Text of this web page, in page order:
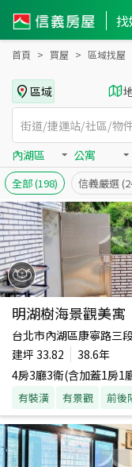
台北市
首頁 買屋 區域找屋
區域
內湖區 公寓
全部(198) 信義嚴選
明湖樹海景觀美寓
台北市內湖區康寧路三
建坪 33.82
38.6年
4房3廳3衛(含加蓋1房1
有裝潢 有景觀 前後